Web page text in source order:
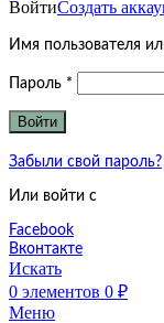
ВойтиСоздать
Имя пользователя
Пароль *
Войти
Забыли свой пароль?
Или войти с
Facebook
Вконтакте
Искать
0 элементов 0 ₽
Меню